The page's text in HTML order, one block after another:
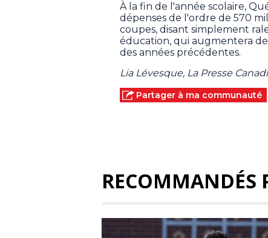
À la fin de l'année scolaire,
dépenses de l'ordre de 570
coupes, disant simplement
éducation, qui augmentera
des années précédentes.
Lia Lévesque, La Presse
Partager à ma communauté
RECOMMANDÉS